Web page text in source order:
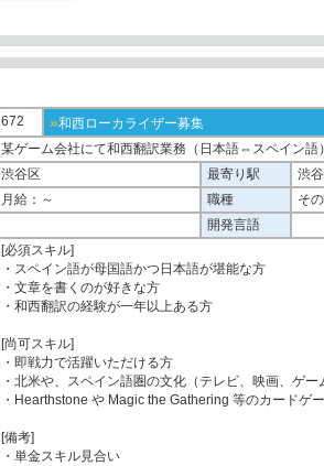
672 »和西ローカライザー募集
某ゲーム会社にて和西翻訳業務（日本語⇔スペイン語
渋谷区 最寄り駅
渋
月給：～ 職種
そ
開発言語
[必須スキル]
・スペイン語が母国語かつ日本語が堪能な方
・文章を書くのが好きな方
・和西翻訳の経験が一年以上ある方
[尚可スキル]
・即戦力で活躍いただける方
・北米や、スペイン語圏の文化（テレビ、映画、ゲ
・Hearthstone や Magic the Gathering 等のカードゲ
[備考]
・単金スキル見合い